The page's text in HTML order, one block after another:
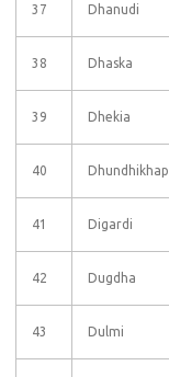
37 Dhanudi
38 Dhaska
39 Dhekia
40 Dhundhikhap
41 Digardi
42 Dugdha
43 Dulmi